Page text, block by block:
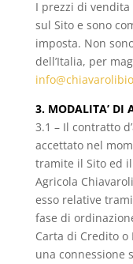
I prezzi di
sul Sito e sono
imposta. Non
dell’Italia, per
3. MODALITA’ DI
3.1 – Il contratto
accettato nel
tramite il Sito ed
Agricola
esso relative
fase di
Carta di Credito
una connessione